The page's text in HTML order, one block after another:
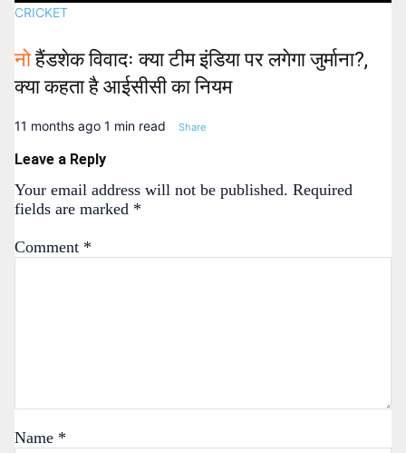
CRICKET
नोहैंडशेक विवादः क्या टीम इंडिया पर लगेगा जुर्माना?,
क्या कहता है आईसीसी का नियम
11 months ago 1 min read Share
Leave a Reply
Your email address will not be published. Required
fields are marked *
Comment *
Name *